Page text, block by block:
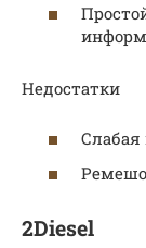
Недостатки
Слабая
2Diesel